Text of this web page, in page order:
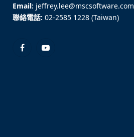
Email: jeffrey.lee@mscsoftware.com
聯絡電話: 02-2585 1228 (Taiwan)
FacebookYouTube